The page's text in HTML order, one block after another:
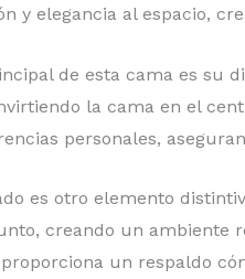
y elegancia al espacio,
de esta cama es su
la cama en el
personales,
es otro elemento
creando un ambiente
un respaldo